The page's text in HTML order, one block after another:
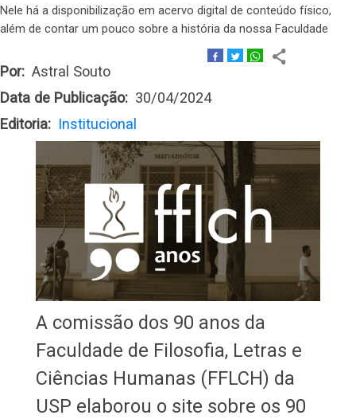
Nele há a disponibilização em acervo digital de conteúdo físico,
além de contar um pouco sobre a história da nossa Faculdade
Por
Astral Souto
Data de Publicação
30/04/2024
Editoria
Institucional
A comissão dos 90 anos da
Faculdade de Filosofia, Letras e
Ciências Humanas (FFLCH) da
USP elaborou o site sobre os 90